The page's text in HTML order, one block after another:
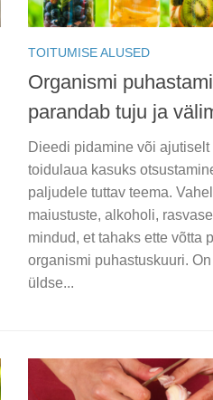
TOITUMISE ALUSED
Organismi
parandab tuju ja
Dieedi pidamine või ajutiselt
toidulaua kasuks
paljudele tuttav teema.
maiustuste, alkoholi,
mindud, et tahaks ette võtta
organismi puhastuskuuri.
üldse...